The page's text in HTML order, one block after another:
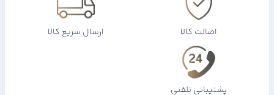
اصالت کالا ارسال سریع کالا
پشتیبانی تلفنی